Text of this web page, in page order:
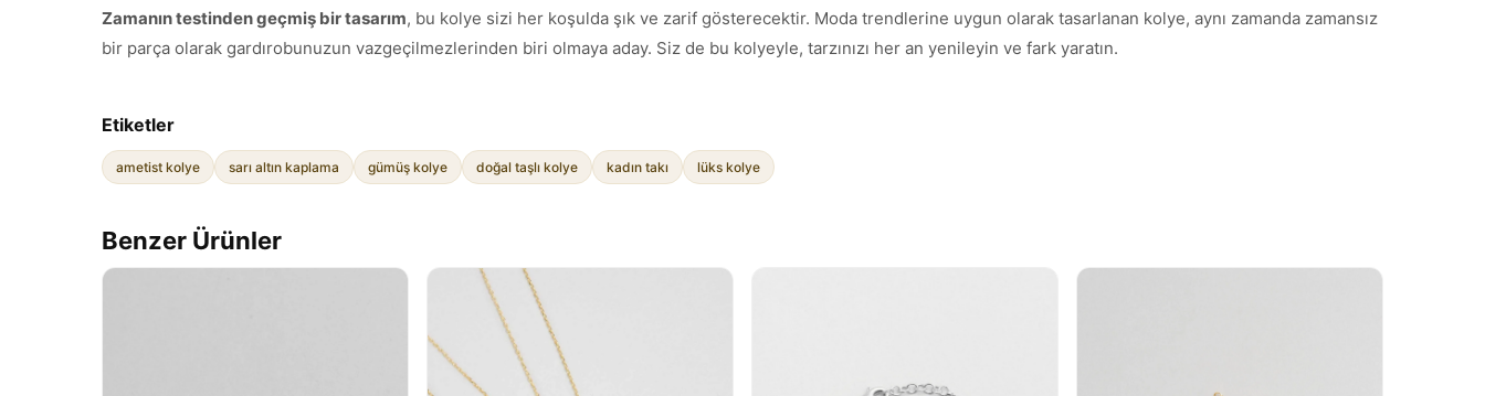
Zamanın testinden geçmiş bir tasarım, bu kolye sizi her koşulda şık ve zarif gösterecektir. Moda trendlerine uygun olarak tasarlanan kolye, aynı zamanda zamansız
bir parça olarak gardırobunuzun vazgeçilmezlerinden biri olmaya aday. Siz de bu kolyeyle, tarzınızı her an yenileyin ve fark yaratın.
Etiketler
ametist kolye sarı altın kaplama gümüş kolye doğal taşlı kolye kadın takı lüks kolye
Benzer Ürünler